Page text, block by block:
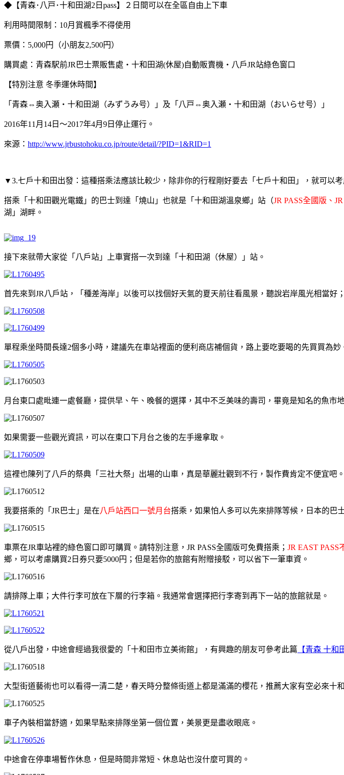
◆【青森･八戸･十和田湖2日pass】２日間可以在全區自由上下車
利用時間限制：10月賞楓季不得使用
票價：5,000円（小朋友2,500円）
購買處：青森駅前JR巴士票販售處・十和田湖(休屋)自動販賣機・八戶JR站綠色窗口
【特別注意 冬季運休時間】
「青森⇔奥入瀬・十和田湖（みずうみ号）」及「八戸⇔奥入瀬・十和田湖（おいらせ号）」
2016年11月14日～2017年4月9日停止運行。
來源： http://www.jrbustohoku.co.jp/route/detail/?PID=1&RID=1
▼3.七戶十和田出發：這種搭乘法應該比較少，除非你的行程剛好要去「七戶十和田」，就可以考
搭乘「十和田觀光電鐵」的巴士到達「燒山」也就是「十和田湖溫泉鄉」站（JR PASS全國版、
湖」湖畔。
接下來就帶大家從「八戶站」上車實搭一次到達「十和田湖（休屋）」站。
首先來到JR八戶站，「種差海岸」以後可以找個好天氣的夏天前往看風景，聽說岩岸風光相當
單程乘坐時間長達2個多小時，建議先在車站裡面的便利商店補個貨，路上要吃要喝的先買買為妙
月台東口處毗連一處餐廳，提供早、午、晚餐的選擇，其中不乏美味的壽司，畢竟是知名的魚市
如果需要一些觀光資訊，可以在東口下月台之後的左手邊拿取。
這裡也陳列了八戶的祭典「三社大祭」出場的山車，真是華麗壯觀到不行，製作費肯定不便宜吧。
我要搭乘的「JR巴士」是在八戶站西口一號月台搭乘，如果怕人多可以先來排隊等候，日本的巴
車票在JR車站裡的綠色窗口即可購買。請特別注意，JR PASS全國版可免費搭乘； JR EAST PASS
鄉，可以考慮購買2日券只要5000円；但是若你的旅館有附贈接駁，可以省下一筆車資。
請排隊上車；大件行李可放在下層的行李箱。我通常會選擇把行李寄到再下一站的旅館就是。
從八戶出發，中途會經過我很愛的「十和田市立美術館」，有興趣的朋友可參考此篇 【青森 十
大型街道藝術也可以看得一清二楚，春天時分整條街道上都是滿滿的櫻花，推薦大家有空必來十
車子內裝相當舒適，如果早點來排隊坐第一個位置，美景更是盡收眼底。
中途會在停車場暫作休息，但是時間非常短、休息站也沒什麼可買的。